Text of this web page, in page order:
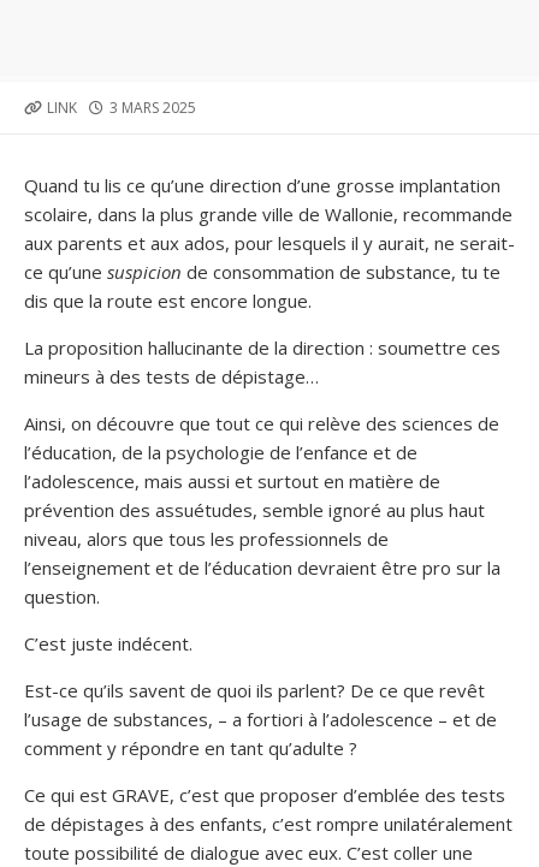
LINK
PUBLISHED
3 MARS 2025
Quand tu lis ce qu’une direction d’une grosse implantation
scolaire, dans la plus grande ville de Wallonie, recommande
aux parents et aux ados, pour lesquels il y aurait, ne serait-
ce qu’une suspicion de consommation de substance, tu te
dis que la route est encore longue.
La proposition hallucinante de la direction : soumettre ces
mineurs à des tests de dépistage…
Ainsi, on découvre que tout ce qui relève des sciences de
l’éducation, de la psychologie de l’enfance et de
l’adolescence, mais aussi et surtout en matière de
prévention des assuétudes, semble ignoré au plus haut
niveau, alors que tous les professionnels de
l’enseignement et de l’éducation devraient être pro sur la
question.
C’est juste indécent.
Est-ce qu’ils savent de quoi ils parlent? De ce que revêt
l’usage de substances, – a fortiori à l’adolescence – et de
comment y répondre en tant qu’adulte ?
Ce qui est GRAVE, c’est que proposer d’emblée des tests
de dépistages à des enfants, c’est rompre unilatéralement
toute possibilité de dialogue avec eux. C’est coller une